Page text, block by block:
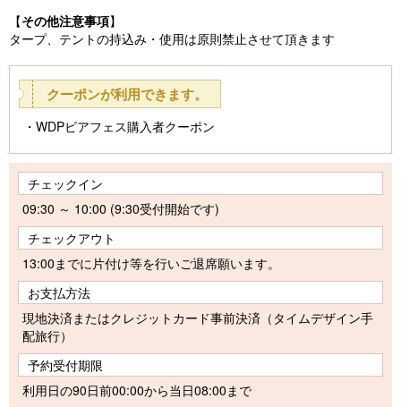
【その他注意事項】
タープ、テントの持込み・使用は原則禁止させて頂きます
クーポンが利用できます。
WDPビアフェス購入者クーポン
チェックイン
09:30 ～ 10:00 (9:30受付開始です)
チェックアウト
13:00までに片付け等を行いご退席願います。
お支払方法
現地決済またはクレジットカード事前決済（タイムデザイン手
配旅行）
予約受付期限
利用日の90日前00:00から当日08:00まで